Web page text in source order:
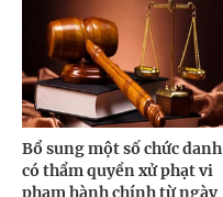
Bổ sung một số chức danh
có thẩm quyền xử phạt vi
phạm hành chính từ ngày